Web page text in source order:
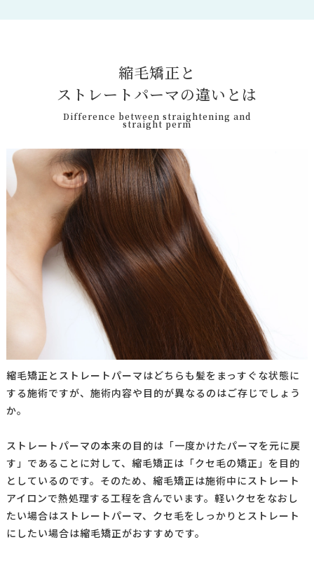
縮毛矯正 と
ス ト レー ト パーマの違い と は
Difference between straightening and
straight perm
縮毛矯正とストレートパーマはどちらも髪をまっすぐな状態に
する施術ですが、施術内容や目的が異なるのはご存じでしょう
か。
ストレートパーマの本来の目的は「一度かけたパーマを元に戻
す」であることに対して、縮毛矯正は「クセ毛の矯正」を目的
としているのです。 そのため、縮毛矯正は施術中にストレート
アイロンで熱処理する工程を含んでいます。 軽いクセをなおし
たい場合はストレートパーマ、クセ毛をしっかりとストレート
にしたい場合は縮毛矯正がおすすめです。